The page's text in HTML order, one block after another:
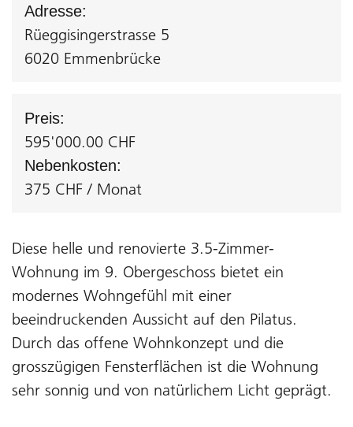
Adresse:
Rüeggisingerstrasse 5
6020 Emmenbrücke
Preis:
595'000.00 CHF
Nebenkosten:
375 CHF / Monat
Diese helle und renovierte 3.5-Zimmer-
Wohnung im 9. Obergeschoss bietet ein
modernes Wohngefühl mit einer
beeindruckenden Aussicht auf den Pilatus.
Durch das offene Wohnkonzept und die
grosszügigen Fensterflächen ist die Wohnung
sehr sonnig und von natürlichem Licht geprägt.